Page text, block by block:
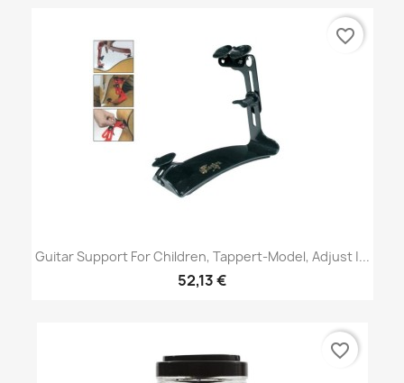
Guitar Support For Children, Tappert-Model, Adjust |...
52,13 €
favorite_border
favorite_border